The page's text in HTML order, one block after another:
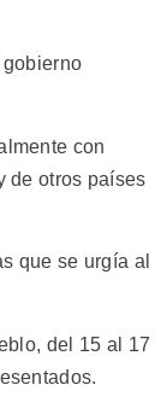
con
de otros países
que se urgía al
del 15 al 17